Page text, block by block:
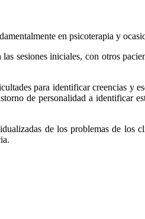
en psicoterapia y
sesiones iniciales, con otros
para identificar creencias y
de personalidad a identificar
de los problemas de los